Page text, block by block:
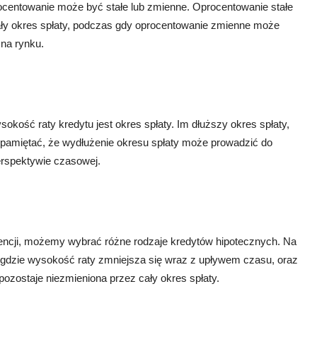
może być stałe lub zmienne. Oprocentowanie stałe
okres spłaty, podczas gdy oprocentowanie zmienne może
rynku.
raty kredytu jest okres spłaty. Im dłuższy okres spłaty,
że wydłużenie okresu spłaty może prowadzić do
czasowej.
możemy wybrać różne rodzaje kredytów hipotecznych. Na
wysokość raty zmniejsza się wraz z upływem czasu, oraz
niezmieniona przez cały okres spłaty.